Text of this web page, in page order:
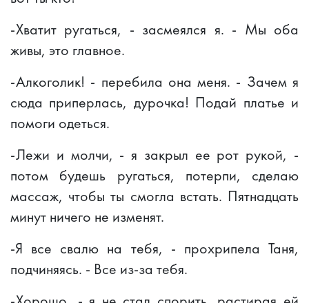
-Хватит ругаться, - засмеялся я. - Мы оба
живы, это главное.
-Алкоголик! - перебила она меня. - Зачем я
сюда приперлась, дурочка! Подай платье и
помоги одеться.
-Лежи и молчи, - я закрыл ее рот рукой, -
потом будешь ругаться, потерпи, сделаю
массаж, чтобы ты смогла встать. Пятнадцать
минут ничего не изменят.
-Я все свалю на тебя, - прохрипела Таня,
подчиняясь. - Все из-за тебя.